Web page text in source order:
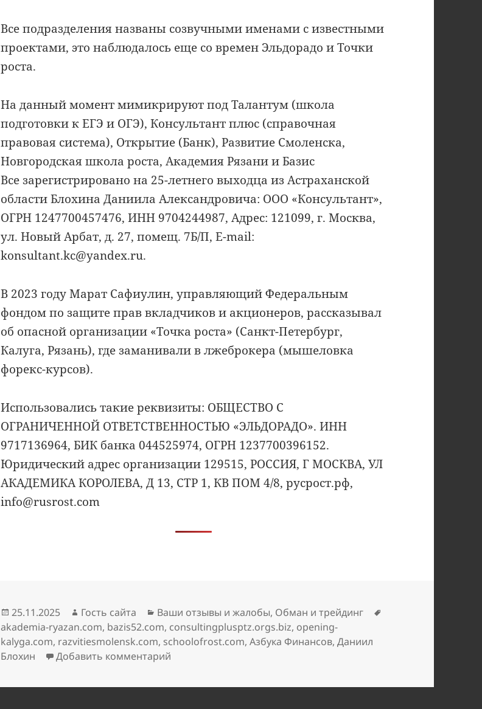
Все подразделения названы созвучными именами с известными
проектами, это наблюдалось еще со времен Эльдорадо и Точки
роста.
На данный момент мимикрируют под Талантум (школа
подготовки к ЕГЭ и ОГЭ), Консультант плюс (справочная
правовая система), Открытие (Банк), Развитие Смоленска,
Новгородская школа роста, Академия Рязани и Базис
Все зарегистрировано на 25-летнего выходца из Астраханской
области Блохина Даниила Александровича: ООО «Консультант»,
ОГРН 1247700457476, ИНН 9704244987, Адрес: 121099, г. Москва,
ул. Новый Арбат, д. 27, помещ. 7Б/П, E-mail:
konsultant.kc@yandex.ru.
В 2023 году Марат Сафиулин, управляющий Федеральным
фондом по защите прав вкладчиков и акционеров, рассказывал
об опасной организации «Точка роста» (Санкт-Петербург,
Калуга, Рязань), где заманивали в лжеброкера (мышеловка
форекс-курсов).
Использовались такие реквизиты: ОБЩЕСТВО С
ОГРАНИЧЕННОЙ ОТВЕТСТВЕННОСТЬЮ «ЭЛЬДОРАДО». ИНН
9717136964, БИК банка 044525974, ОГРН 1237700396152.
Юридический адрес организации 129515, РОССИЯ, Г МОСКВА, УЛ
АКАДЕМИКА КОРОЛЕВА, Д 13, СТР 1, КВ ПОМ 4/8, русрост.рф,
info@rusrost.com
Опубликовано
25.11.2025 Автор
Гость сайта Рубрики
Ваши отзывы и жалобы, Обман и трейдинг
akademia-ryazan.com, bazis52.com, consultingplusptz.orgs.biz, opening-
kalyga.com, razvitiesmolensk.com, schoolofrost.com,Азбука Финансов,Даниил
Блохин
Добавить комментарий